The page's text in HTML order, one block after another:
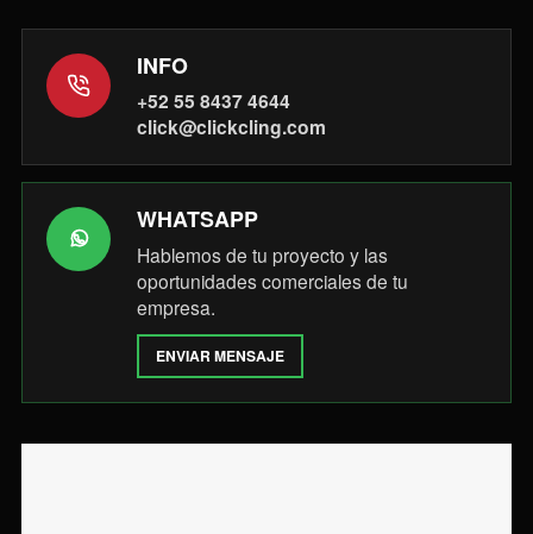
INFO
+52 55 8437 4644
click@clickcling.com
WHATSAPP
Hablemos de tu proyecto y las
oportunidades comerciales de tu
empresa.
ENVIAR MENSAJE